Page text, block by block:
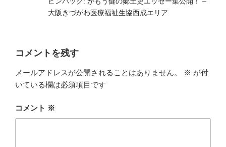
大阪きづがわ医療福祉生協西成エリア
コメントを残す
メールアドレスが公開されることはありません。 ※ が付
いている欄は必須項目です
コメント ※